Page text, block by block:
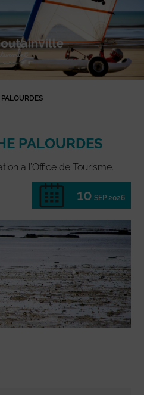
PALOURDES
PALOURDES
a l’Office de Tourisme.
10 SEP 2026